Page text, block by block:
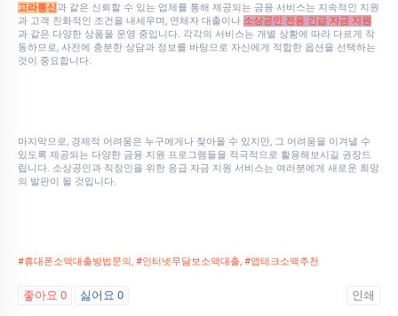
고라통신과 같은 신뢰할 수 있는 업체를 통해 제공되는 금융 서비스는 지속적인 지원
과 고객 친화적인 조건을 내세우며, 연체자 대출이나 소상공인 전용 긴급 자금 지원
과 같은 다양한 상품을 운영 중입니다. 각각의 서비스는 개별 상황에 따라 다르게 작
동하므로, 사전에 충분한 상담과 정보를 바탕으로 자신에게 적합한 옵션을 선택하는
것이 중요합니다.
마지막으로, 경제적 어려움은 누구에게나 찾아올 수 있지만, 그 어려움을 이겨낼 수
있도록 제공되는 다양한 금융 지원 프로그램들을 적극적으로 활용해보시길 권장드
립니다. 소상공인과 직장인을 위한 응급 자금 지원 서비스는 여러분에게 새로운 희망
의 발판이 될 것입니다.
#휴대폰소액대출방법문의 , #인터넷무담보소액대출, #앱테크소액추천
좋아요 0 싫어요 0 인쇄